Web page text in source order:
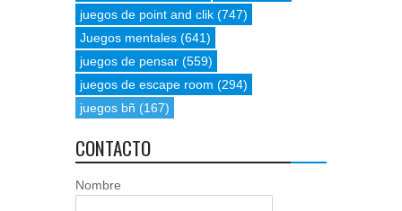
juegos de point and clik (747)
Juegos mentales (641)
juegos de pensar (559)
juegos de escape room (294)
juegos bñ (167)
CONTACTO
Nombre